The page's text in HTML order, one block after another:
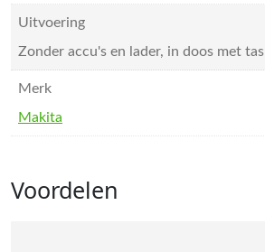
Uitvoering
Zonder accu's en lader, in doos met tas
Merk
Makita
Voordelen